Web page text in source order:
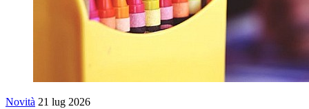
Novità 21 lug 2026